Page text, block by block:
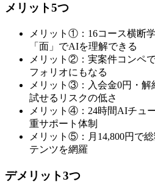
メリット5つ
メリット①：16コース横断
「面」でAIを理解できる
メリット②：実案件コンペ
フォリオにもなる
メリット③：入会金0円・解
試せるリスクの低さ
メリット④：24時間AIチュ
重サポート体制
メリット⑤：月14,800円で
テンツを網羅
デメリット3つ